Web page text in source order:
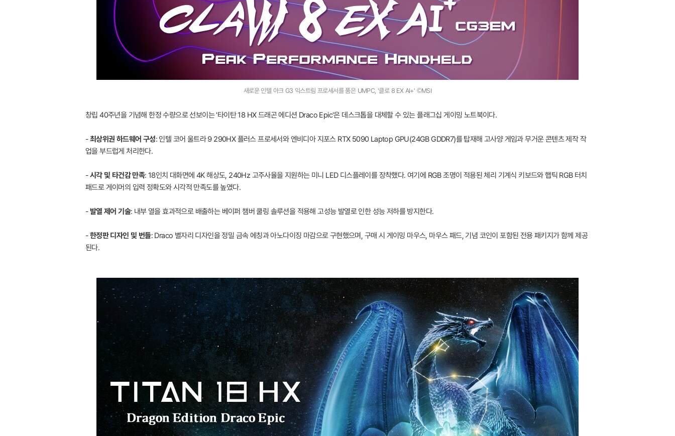
새로운 인텔 아크 G3 익스트림 프로세서를 품은 UMPC, '클로 8 EX AI+' ©MSI
창립 40주년을 기념해 한정 수량으로 선보이는 '타이탄 18 HX 드래곤 에디션 Draco Epic'은 데스크톱을 대체할 수 있는 플래그십 게이밍 노트북이다.
-최상위권 하드웨어 구성: 인텔 코어 울트라 9 290HX 플러스 프로세서와 엔비디아 지포스 RTX 5090 Laptop GPU(24GB GDDR7)를 탑재해 고사양 게임과 무거운 콘텐츠 제작 작
업을 부드럽게 처리한다.
-시각 및 타건감 만족: 18인치 대화면에 4K 해상도, 240Hz 고주사율을 지원하는 미니 LED 디스플레이를 장착했다. 여기에 RGB 조명이 적용된 체리 기계식 키보드와 햅틱 RGB 터치
패드로 게이머의 입력 정확도와 시각적 만족도를 높였다.
-발열 제어 기술: 내부 열을 효과적으로 배출하는 베이퍼 챔버 쿨링 솔루션을 적용해 고성능 발열로 인한 성능 저하를 방지한다.
-한정판 디자인 및 번들: Draco 별자리 디자인을 정밀 금속 에칭과 아노다이징 마감으로 구현했으며, 구매 시 게이밍 마우스, 마우스 패드, 기념 코인이 포함된 전용 패키지가 함께 제공
된다.